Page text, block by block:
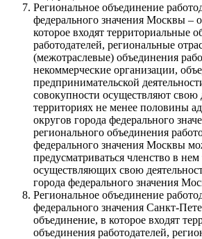
Региональное объединение
федерального значения Москвы –
которое входят территориальные
работодателей, региональные
(межотраслевые) объединения
некоммерческие организации,
предпринимательской
совокупности осуществляют свою
территориях не менее половины
округов города федерального
регионального объединения
федерального значения Москвы
предусматриваться членство в
осуществляющих свою
города федерального значения
Региональное объединение
федерального значения Санкт-
объединение, в которое входят
объединения работодателей,